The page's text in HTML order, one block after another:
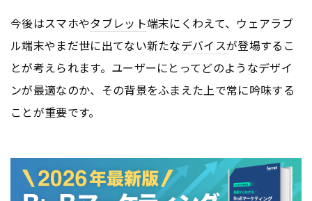
今後はスマホやタブレット端末にくわえて、ウェアラブ
ル端末やまだ世に出てない新たなデバイスが登場するこ
とが考えられます。ユーザーにとってどのようなデザイ
ンが最適なのか、その背景をふまえた上で常に吟味する
ことが重要です。